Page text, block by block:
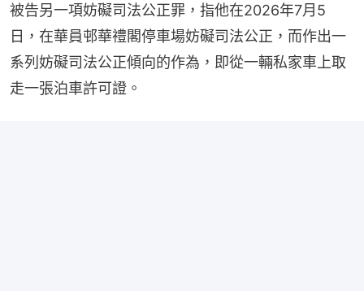
被告另一項妨礙司法公正罪，指他在2026年7月5
日，在華員邨華禮閣停車場妨礙司法公正，而作出一
系列妨礙司法公正傾向的作為，即從一輛私家車上取
走一張泊車許可證。